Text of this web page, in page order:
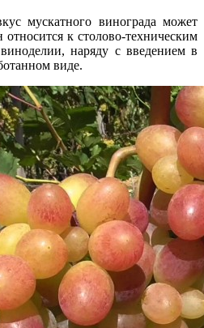
мускатного винограда может
относится к столово-техническим
наряду с введением в
виде.